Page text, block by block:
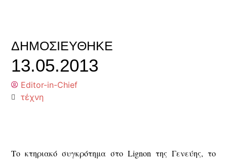
ΔΗΜΟΣΙΕΎΘΗΚΕ
13.05.2013
Editor-in-Chief
τέχνη
Το κτηριακό συγκρότημα στο Lignon της Γενεύης, το